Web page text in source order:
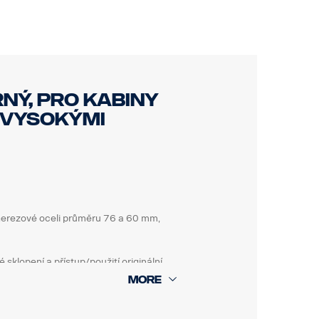
pro kabiny
vysokými
oceli průměru 76 a 60 mm,
sklopení a přístup/použití originální
bez použití nářadí.